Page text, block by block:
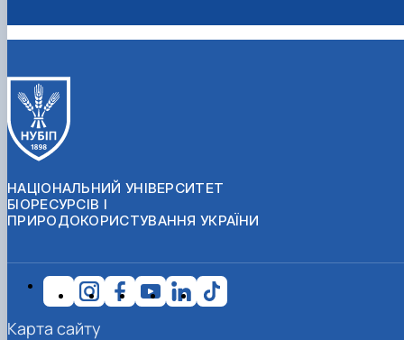
НАЦІОНАЛЬНИЙ УНІВЕРСИТЕТ
БІОРЕСУРСІВ І
ПРИРОДОКОРИСТУВАННЯ УКРАЇНИ
Карта сайту